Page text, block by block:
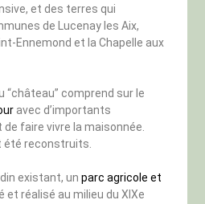
et des terres qui
de Lucenay les Aix,
Ennemond et la Chapelle aux
“château” comprend sur le
avec d’importants
faire vivre la maisonnée.
reconstruits.
existant, un parc agricole et
et réalisé au milieu du XIXe